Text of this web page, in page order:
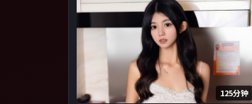
125分钟